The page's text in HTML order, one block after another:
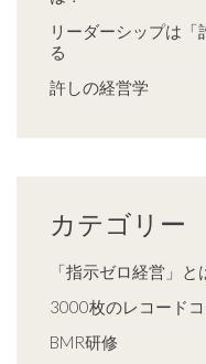
リーダーシップは
る
許しの経営学
カテゴリー
「指示ゼロ経営」と
3000枚のレコード
BMR研修